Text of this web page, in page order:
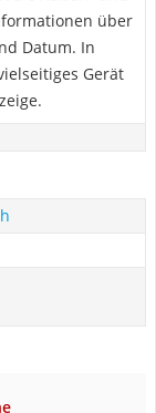
über
Datum. In
Gerät